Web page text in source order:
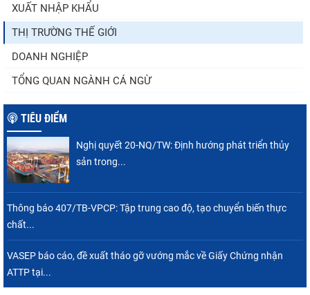
tạo chuyển biến...
XUẤT NHẬP KHẨU
THỊ TRƯỜNG THẾ GIỚI
DOANH NGHIỆP
TỔNG QUAN NGÀNH CÁ NGỪ
TIÊU ĐIỂM
Nghị quyết 20-NQ/TW: Định hướng phát triển thủy
sản trong...
Thông báo 407/TB-VPCP: Tập trung cao độ, tạo chuyển biến thực
chất...
VASEP báo cáo, đề xuất tháo gỡ vướng mắc về Giấy Chứng nhận
ATTP tại...